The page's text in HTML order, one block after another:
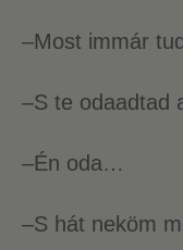
–Most immár
–S te odaadtad
–Én oda…
–S hát neköm